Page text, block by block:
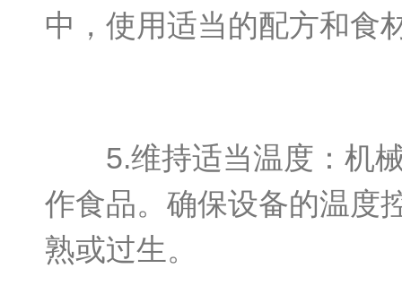
中，使用适当的配方和食
5.维持适当温度：机械
作食品。确保设备的温度
熟或过生。